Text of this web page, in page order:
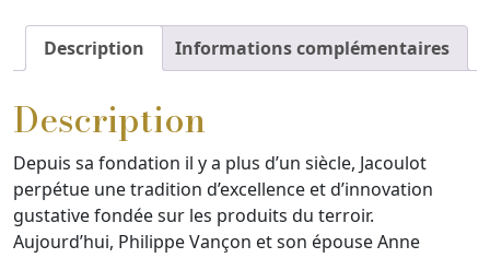
Maison
Jacoulot
Description Informations complémentaires
Description
Depuis sa fondation il y a plus d’un siècle, Jacoulot
perpétue une tradition d’excellence et d’innovation
gustative fondée sur les produits du terroir.
Aujourd’hui, Philippe Vançon et son épouse Anne